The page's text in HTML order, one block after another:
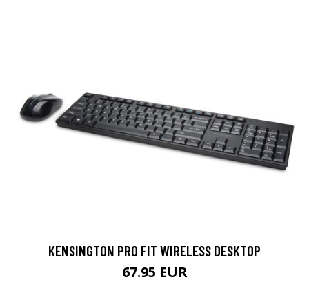
KENSINGTON PRO FIT WIRELESS DESKTOP
67.95 EUR